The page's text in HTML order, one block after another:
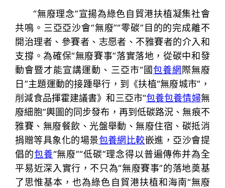
“無廢理念”宣揚為綠色自貿港扶植凝集社會
共鳴。三亞亞沙會“無廢”“零碳”目的的完成離不
開治理者、參賽者、志愿者、不雅賽者的介入和
支撐。為確保“無廢賽事”落實落地，從碳中和發
動會暨才能宣講運動、三亞市“國包養網 際無廢
日”主題運動的接踵舉行，到《扶植“無廢城市”，
削減食品揮霍建議書》和三亞市“包養包養情婦無
廢細胞”輿圖的同步發布，再到低碳路況、無痕不
雅賽、無廢餐飲、光盤舉動、無廢住宿、碳抵消
捐贈等具象化的場景包養網比較嵌進，亞沙會提
倡的包養“無廢”“低碳”理念得以普遍傳佈并為全
平易近深入實行，不只為“無廢賽事”的落地奠基
了思惟基本，也為綠色自貿港扶植和海南“無廢